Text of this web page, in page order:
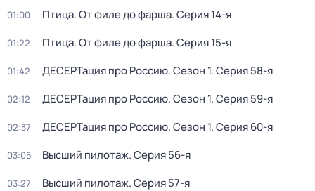
01:00 Птица. От филе до фарша. Серия 14-я
01:22 Птица. От филе до фарша. Серия 15-я
01:42 ДЕСЕРТация про Россию. Сезон 1. Серия 58-я
02:12 ДЕСЕРТация про Россию. Сезон 1. Серия 59-я
02:37 ДЕСЕРТация про Россию. Сезон 1. Серия 60-я
03:05 Высший пилотаж. Серия 56-я
03:27 Высший пилотаж. Серия 57-я